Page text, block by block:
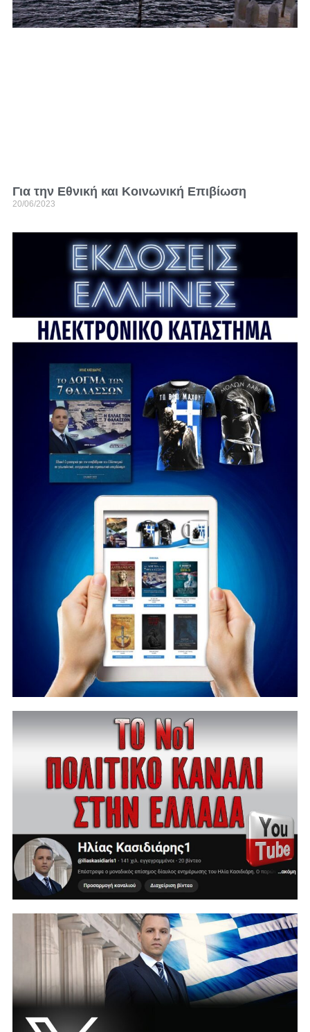
Για την Εθνική και Κοινωνική Επιβίωση
20/06/2023